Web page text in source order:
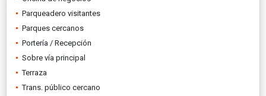
Parqueadero visitantes
Parques cercanos
Portería / Recepción
Sobre vía principal
Terraza
Trans. público cercano